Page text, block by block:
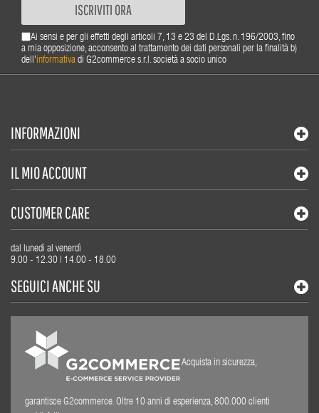
ISCRIVITI ORA
Ai sensi e per gli effetti degli articoli 7, 13 e 23 del D.Lgs. n. 196/2003, fino
a mia opposizione, acconsento al trattamento dei dati personali per la finalità b)
dell'informativa di G2commerce s.r.l. società a socio unico
INFORMAZIONI
IL MIO ACCOUNT
CUSTOMER CARE
dal lunedì al venerdì
9.00 - 12.30 | 14.00 - 18.00
SEGUICI ANCHE SU
Acquista in sicurezza,
garantisce G2commerce. Oltre 10 anni di esperienza, 800.000 clienti